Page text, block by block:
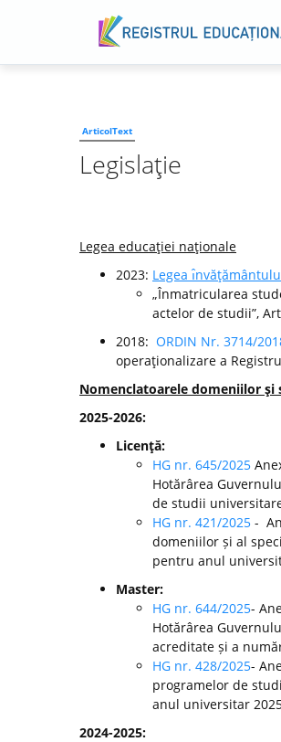
ArticolText
Legislaţie
Legea educaţiei naţionale
2023: Legea
„Înmatricularea
actelor de studii”,
2018: ORDIN Nr. 3714/
operaţionalizare a
Nomenclatoarele domeniilor
2025-2026:
Licenţă:
HG nr. 645/2025
Hotărârea
de studii
HG nr. 421/2025 -
domeniilor și al
pentru anul
Master:
HG nr. 644/2025-
Hotărârea
acreditate și a
HG nr. 428/2025-
programelor de
anul universitar
2024-2025: